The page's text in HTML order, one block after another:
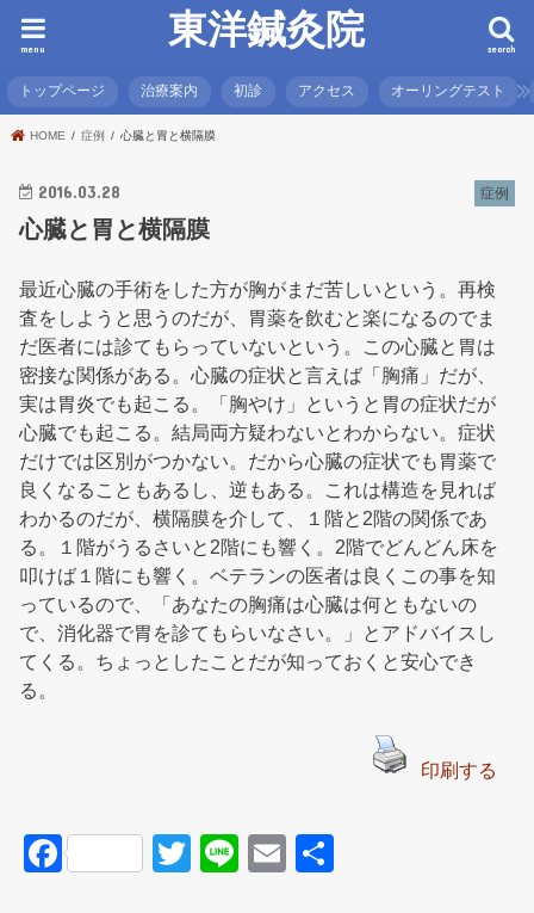
東洋鍼灸院 search
menu
トップページ 治療案内 初診 アクセス オーリングテスト
HOME 症例 心臓と胃と横隔膜
症例
2016.03.28
心臓と胃と横隔膜
最近心臓の手術をした方が胸がまだ苦しいという。再検
査をしようと思うのだが、胃薬を飲むと楽になるのでま
だ医者には診てもらっていないという。この心臓と胃は
密接な関係がある。心臓の症状と言えば「胸痛」だが、
実は胃炎でも起こる。「胸やけ」というと胃の症状だが
心臓でも起こる。結局両方疑わないとわからない。症状
だけでは区別がつかない。だから心臓の症状でも胃薬で
良くなることもあるし、逆もある。これは構造を見れば
わかるのだが、横隔膜を介して、１階と2階の関係であ
る。１階がうるさいと2階にも響く。2階でどんどん床を
叩けば１階にも響く。ベテランの医者は良くこの事を知
っているので、「あなたの胸痛は心臓は何ともないの
で、消化器で胃を診てもらいなさい。」とアドバイスし
てくる。ちょっとしたことだが知っておくと安心でき
る。
印刷する
F
T
Li
E